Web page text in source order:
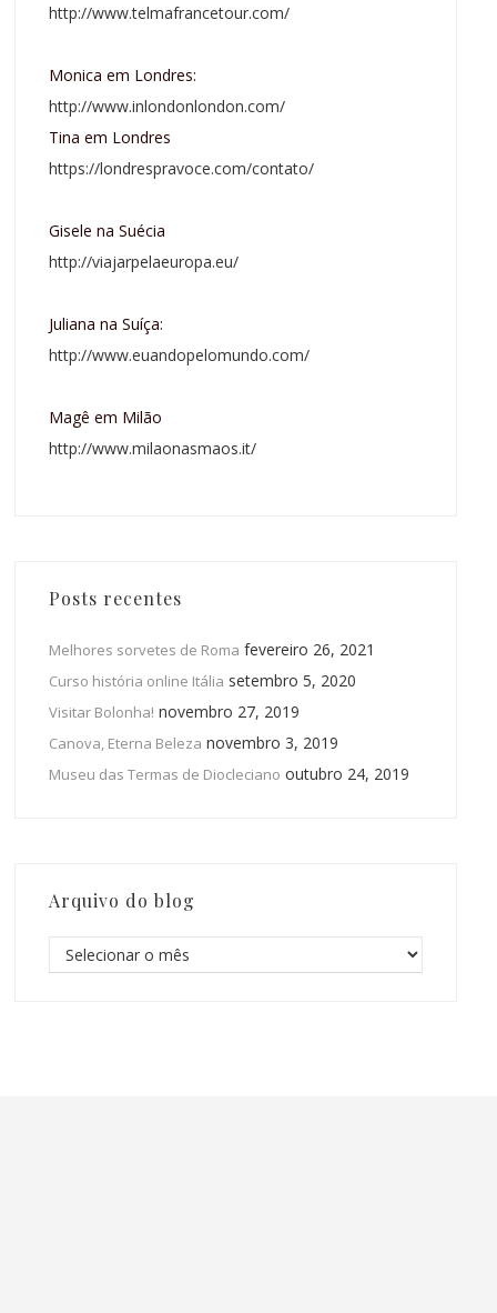
http://www.telmafrancetour.com/
Monica em Londres:
http://www.inlondonlondon.com/
Tina em Londres
https://londrespravoce.com/contato/
Gisele na Suécia
http://viajarpelaeuropa.eu/
Juliana na Suíça:
http://www.euandopelomundo.com/
Magê em Milão
http://www.milaonasmaos.it/
Posts recentes
Melhores sorvetes de Roma fevereiro 26, 2021
Curso história online Itália setembro 5, 2020
Visitar Bolonha! novembro 27, 2019
Canova, Eterna Beleza novembro 3, 2019
Museu das Termas de Diocleciano outubro 24, 2019
Arquivo do blog